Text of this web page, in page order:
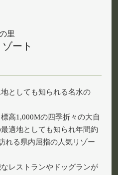
里
ート
としても知られる名水の
高1,000Mの四季折々の大自
適地としても知られ年間約
れる県内屈指の人気リゾー
レストランやドッグランが